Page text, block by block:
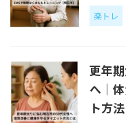
楽トレ
更年
へ｜
ト方